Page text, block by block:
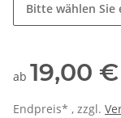
Bitte wählen Sie
ab 19,00 €
Endpreis* , zzgl.